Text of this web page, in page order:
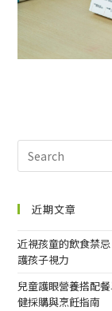
近期文章
近視孩童的飲食禁
護孩子視力
兒童護眼營養搭配
健採購與烹飪指南